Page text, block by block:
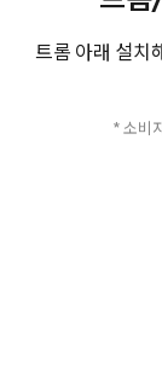
트롬 아래 설치
* 소비